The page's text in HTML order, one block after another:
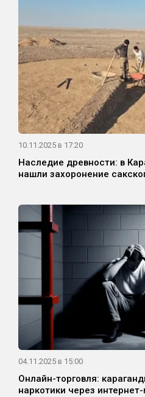
10.11.2025 в 17:20
Наследие древности: в
нашли захоронение
04.11.2025 в 15:00
Онлайн-торговля:
наркотики через